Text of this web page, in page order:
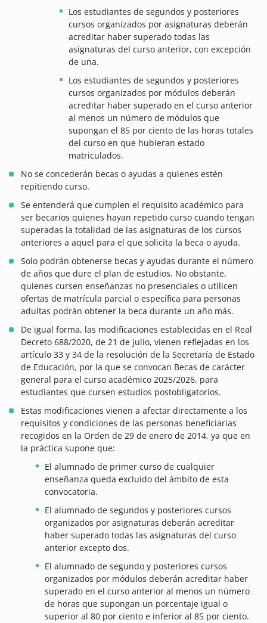
Los estudiantes de segundos y posteriores
cursos organizados por asignaturas deberán
acreditar haber superado todas las
asignaturas del curso anterior, con excepción
de una.
Los estudiantes de segundos y posteriores
cursos organizados por módulos deberán
acreditar haber superado en el curso anterior
al menos un número de módulos que
supongan el 85 por ciento de las horas totales
del curso en que hubieran estado
matriculados.
No se concederán becas o ayudas a quienes estén
repitiendo curso.
Se entenderá que cumplen el requisito académico para
ser becarios quienes hayan repetido curso cuando tengan
superadas la totalidad de las asignaturas de los cursos
anteriores a aquel para el que solicita la beca o ayuda.
Solo podrán obtenerse becas y ayudas durante el número
de años que dure el plan de estudios. No obstante,
quienes cursen enseñanzas no presenciales o utilicen
ofertas de matrícula parcial o específica para personas
adultas podrán obtener la beca durante un año más.
De igual forma, las modificaciones establecidas en el Real
Decreto 688/2020, de 21 de julio, vienen reflejadas en los
artículo 33 y 34 de la resolución de la Secretaría de Estado
de Educación, por la que se convocan Becas de carácter
general para el curso académico 2025/2026, para
estudiantes que cursen estudios postobligatorios.
Estas modificaciones vienen a afectar directamente a los
requisitos y condiciones de las personas beneficiarias
recogidos en la Orden de 29 de enero de 2014, ya que en
la práctica supone que:
El alumnado de primer curso de cualquier
enseñanza queda excluido del ámbito de esta
convocatoria.
El alumnado de segundos y posteriores cursos
organizados por asignaturas deberán acreditar
haber superado todas las asignaturas del curso
anterior excepto dos.
El alumnado de segundo y posteriores cursos
organizados por módulos deberán acreditar haber
superado en el curso anterior al menos un número
de horas que supongan un porcentaje igual o
superior al 80 por ciento e inferior al 85 por ciento.